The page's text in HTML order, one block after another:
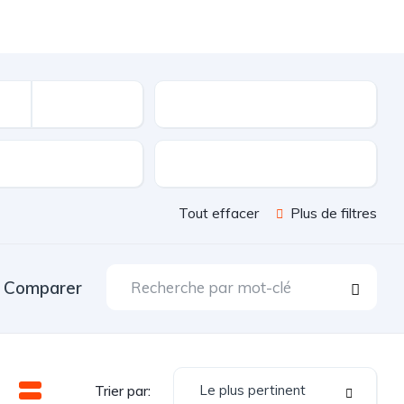
Tout effacer Plus de filtres
Comparer
Trier par: Le plus pertinent